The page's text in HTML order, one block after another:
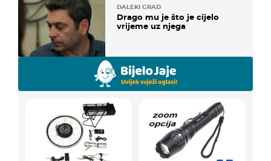
DALEKI GRAD
Drago mu je što je cijelo
vrijeme uz njega